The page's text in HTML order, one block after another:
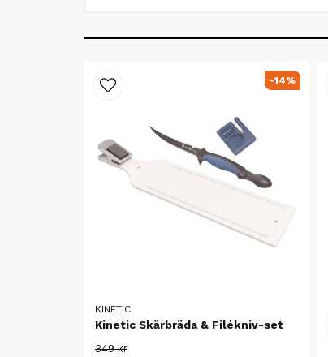
KINETIC
Kinetic Skärbräda & Filékniv-set
349 kr
-14%